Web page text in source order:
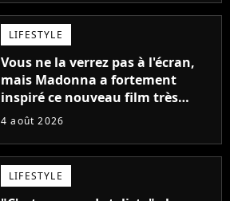
LIFESTYLE
Vous ne la verrez pas à l'écran,
mais Madonna a fortement
inspiré ce nouveau film très
attendu
4 août 2026
LIFESTYLE